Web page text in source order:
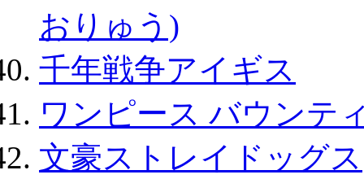
おりゅう)
千年戦争アイギス
ワンピース バウンテ
文豪ストレイドッグス